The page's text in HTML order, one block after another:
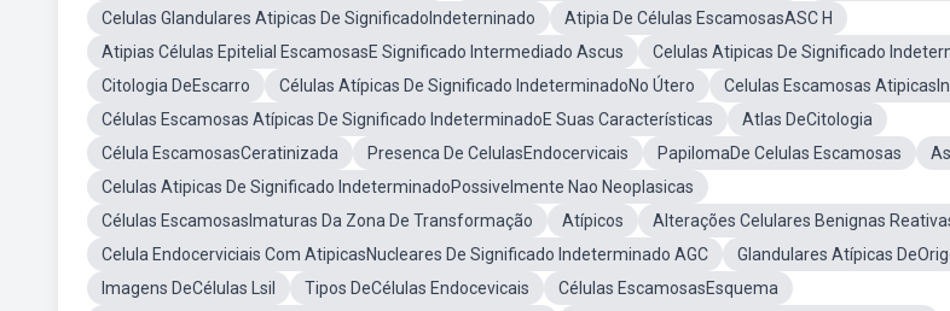
Celulas Glandulares Atipicas De SignificadoIndeterninado
Atipia De Células EscamosasASC H
Atipias Células Epitelial EscamosasE Significado Intermediado Ascus
Celulas Atipicas De Significado
Citologia DeEscarro
Células Atípicas De Significado IndeterminadoNo Útero
Celulas Escamosas
Células Escamosas Atípicas De Significado IndeterminadoE Suas Características
Atlas DeCitologia
Célula EscamosasCeratinizada
Presenca De CelulasEndocervicais PapilomaDe Celulas Escamosas
Celulas Atipicas De Significado IndeterminadoPossivelmente Nao Neoplasicas
Células EscamosasImaturas Da Zona De Transformação
Atípicos
Alterações Celulares Benignas
Celula Endocerviciais Com AtipicasNucleares De Significado Indeterminado AGC
Glandulares Atípicas
Imagens DeCélulas Lsil
Tipos DeCélulas Endocevicais
Células EscamosasEsquema